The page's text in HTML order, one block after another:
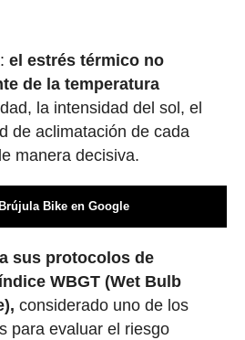
el estrés térmico no
de la temperatura
la intensidad del sol, el
de aclimatación de cada
manera decisiva.
Bike en Google
sus protocolos de
WBGT (Wet Bulb
considerado uno de los
para evaluar el riesgo